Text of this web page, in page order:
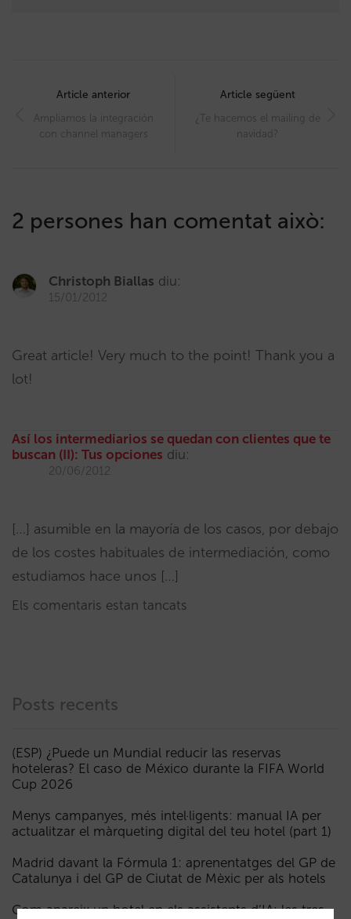
navigation
Article anterior
Ampliamos la integración
con channel managers
Article següent
¿Te hacemos el mailing de
navidad?
2 persones han comentat això:
Christoph Biallas diu:
15/01/2012
Great article! Very much to the point! Thank you a
lot!
Así los intermediarios se quedan con clientes que te
buscan (II): Tus opciones diu:
20/06/2012
[…] asumible en la mayoría de los casos, por debajo
de los costes habituales de intermediación, como
estudiamos hace unos […]
Els comentaris estan tancats
Posts recents
(ESP) ¿Puede un Mundial reducir las reservas
hoteleras? El caso de México durante la FIFA World
Cup 2026
Menys campanyes, més intel·ligents: manual IA per
actualitzar el màrqueting digital del teu hotel (part 1)
Madrid davant la Fórmula 1: aprenentatges del GP de
Catalunya i del GP de Ciutat de Mèxic per als hotels
Com apareix un hotel en els assistents d’IA: les tres